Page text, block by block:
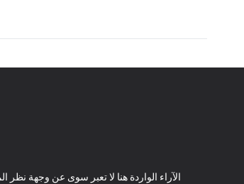
الآراء الواردة هنا لا تعبر سوى عن وجهة